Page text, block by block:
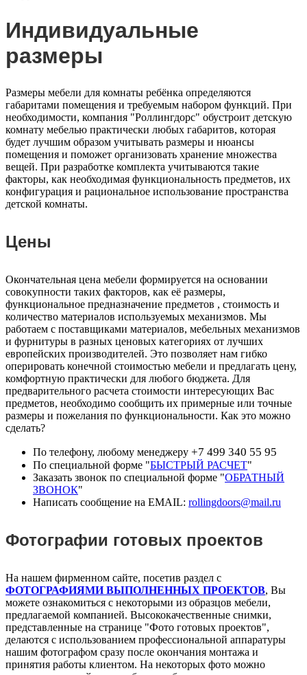
Индивидуальные
размеры
Размеры мебели для комнаты ребёнка определяются
габаритами помещения и требуемым набором функций. При
необходимости, компания "Роллингдорс" обустроит детскую
комнату мебелью практически любых габаритов, которая
будет лучшим образом учитывать размеры и нюансы
помещения и поможет организовать хранение множества
вещей. При разработке комплекта учитываются такие
факторы, как необходимая функциональность предметов, их
конфигурация и рациональное использование пространства
детской комнаты.
Цены
Окончательная цена мебели формируется на основании
совокупности таких факторов, как её размеры,
функциональное предназначение предметов , стоимость и
количество материалов используемых механизмов. Мы
работаем с поставщиками материалов, мебельных механизмов
и фурнитуры в разных ценовых категориях от лучших
европейских производителей. Это позволяет нам гибко
оперировать конечной стоимостью мебели и предлагать цену,
комфортную практически для любого бюджета. Для
предварительного расчета стоимости интересующих Вас
предметов, необходимо сообщить их примерные или точные
размеры и пожелания по функциональности. Как это можно
сделать?
По телефону, любому менеджеру +7 499 340 55 95
По специальной форме "БЫСТРЫЙ РАСЧЕТ"
Заказать звонок по специальной форме "ОБРАТНЫЙ
ЗВОНОК"
Написать сообщение на EMAIL: rollingdoors@mail.ru
Фотографии готовых проектов
На нашем фирменном сайте, посетив раздел с
ФОТОГРАФИЯМИ ВЫПОЛНЕННЫХ ПРОЕКТОВ, Вы
можете ознакомиться с некоторыми из образцов мебели,
предлагаемой компанией. Высококачественные снимки,
представленные на странице "Фото готовых проектов",
делаются с использованием профессиональной аппаратуры
нашим фотографом сразу после окончания монтажа и
принятия работы клиентом. На некоторых фото можно